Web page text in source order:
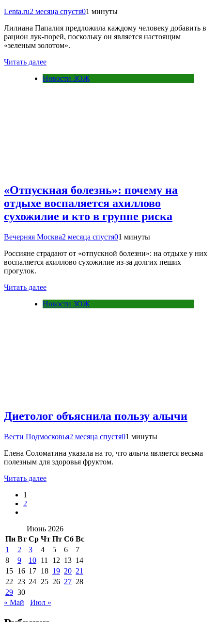
Lenta.ru2 месяца спустя01 минуты
Лилиана Папалия предложила каждому человеку добавить в
рацион лук-порей, поскольку он является настоящим
«зеленым золотом».
Читать далее
Новости ЗОЖ
«Отпускная болезнь»: почему на
отдыхе воспаляется ахиллово
сухожилие и кто в группе риска
Вечерняя Москва2 месяца спустя01 минуты
Россияне страдают от «отпускной болезни»: на отдыхе у них
воспаляется ахиллово сухожилие из-за долгих пеших
прогулок.
Читать далее
Новости ЗОЖ
Диетолог объяснила пользу алычи
Вести Подмосковья2 месяца спустя01 минуты
Елена Соломатина указала на то, что алыча является весьма
полезным для здоровья фруктом.
Читать далее
1
2
Июнь 2026
Пн Вт Ср Чт Пт Сб Вс
1
2 3 4 5 6
7
8
9 10 11 12 13 14
15 16 17 18 19 20 21
22
23 24 25 26 27 28
29 30
« Май
Июл »